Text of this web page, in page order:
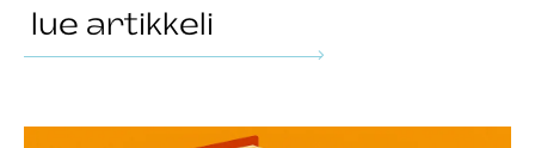
lue artikkeli